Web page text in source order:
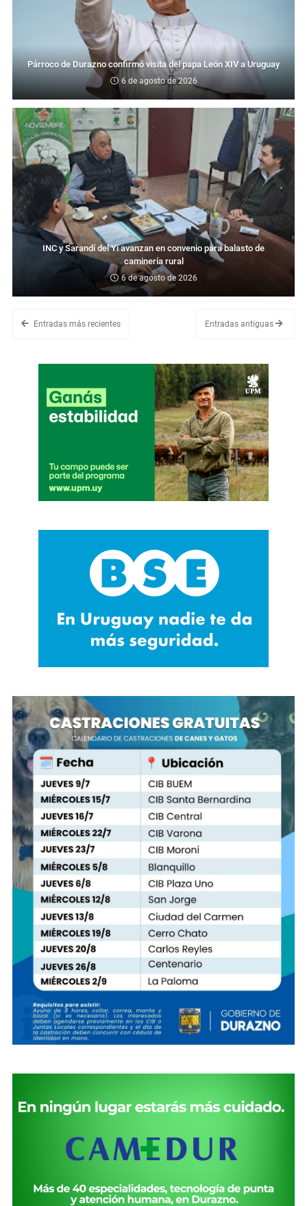
Párroco de Durazno confirmó visita del papa León XIV a Uruguay
6 de agosto de 2026
INC y Sarandí del Yí avanzan en convenio para balasto de
caminería rural
6 de agosto de 2026
Entradas más recientes Entradas antiguas